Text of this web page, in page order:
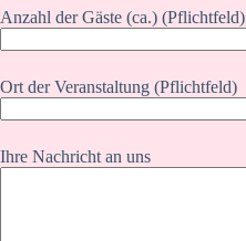
Anzahl der Gäste (ca.) (Pflichtfeld)
Ort der Veranstaltung (Pflichtfeld)
Ihre Nachricht an uns